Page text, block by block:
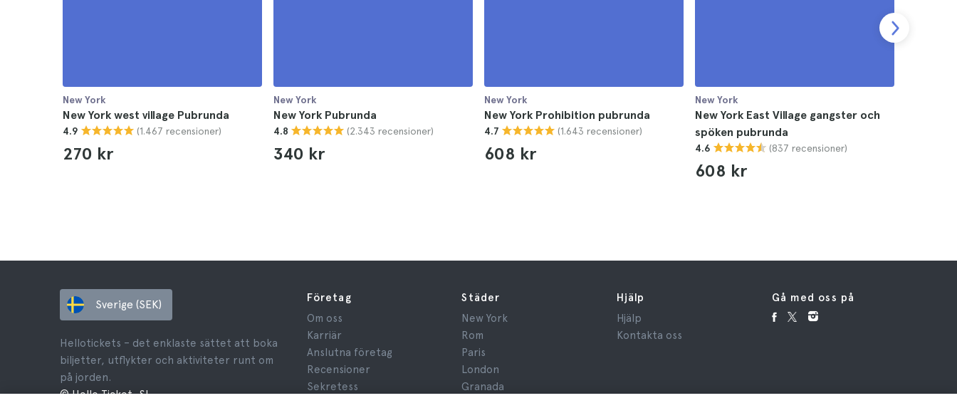
New York
New York west village Pubrunda
4.9 (1.467 recensioner)
270 kr
New York
New York Pubrunda
4.8 (2.343 recensioner)
340 kr
New York
New York Prohibition pubrunda
4.7 (1.643 recensioner)
608 kr
New York
New York East Village gangster och
spöken pubrunda
4.6 (837 recensioner)
608 kr
Sverige (SEK)
Hellotickets – det enklaste sättet att boka
biljetter, utflykter och aktiviteter runt om
på jorden.
© Hello Ticket, SL.
Företag
Om oss
Karriär
Anslutna företag
Recensioner
Sekretess
Städer
New York
Rom
Paris
London
Granada
Hjälp
Hjälp
Kontakta oss
Gå med oss på